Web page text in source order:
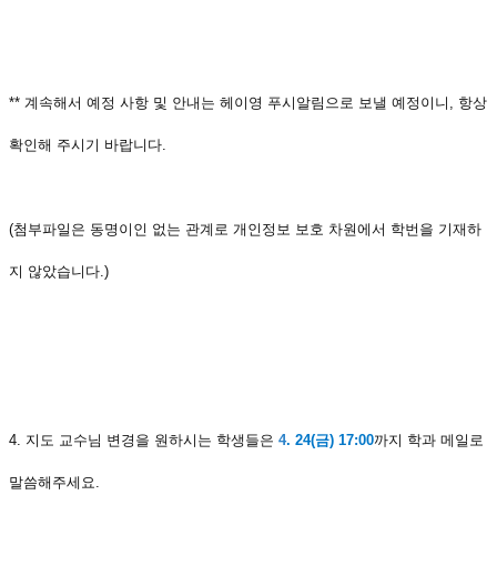
** 계속해서 예정 사항 및 안내는 헤이영 푸시알림으로 보낼 예정이니, 항상
확인해 주시기 바랍니다.
(첨부파일은 동명이인 없는 관계로 개인정보 보호 차원에서 학번을 기재하
지 않았습니다.)
4. 지도 교수님 변경을 원하시는 학생들은 4. 24(금) 17:00까지 학과 메일로
말씀해주세요.